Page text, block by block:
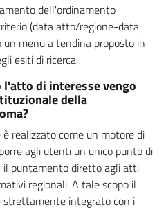
dell'ordinamento
(data atto/regione-data
menu a tendina proposto in
esiti di ricerca.
di interesse vengo
della
realizzato come un motore di
agli utenti un unico punto di
il puntamento diretto agli atti
regionali. A tale scopo il
strettamente integrato con i